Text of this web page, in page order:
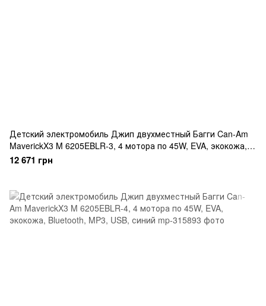
Детский электромобиль Джип двухместный Багги Can-Am
MaverickX3 M 6205EBLR-3, 4 мотора по 45W, EVA, экокожа,
Bluetooth, MP3, USB, красный
12 671 грн